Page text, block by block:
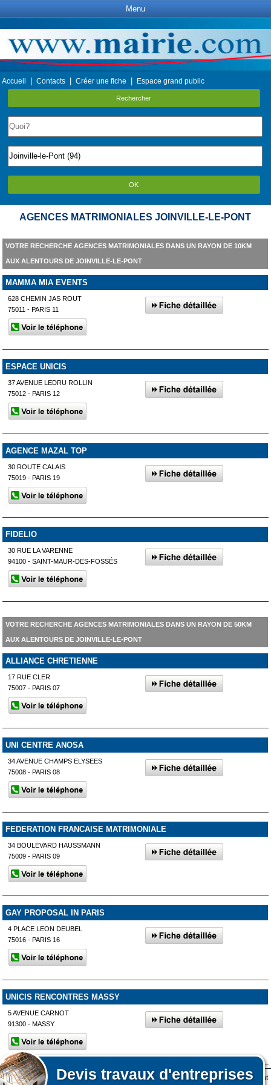
Menu
Accueil Contacts Créer une fiche Espace grand public
Rechercher
OK
AGENCES MATRIMONIALES JOINVILLE-LE-PONT
Devis travaux d'entreprises
VOTRE RECHERCHE AGENCES MATRIMONIALES DANS UN RAYON DE 10KM
AUX ALENTOURS DE JOINVILLE-LE-PONT
MAMMA MIA EVENTS
628 CHEMIN JAS ROUT
75011 - PARIS 11
ESPACE UNICIS
37 AVENUE LEDRU ROLLIN
75012 - PARIS 12
AGENCE MAZAL TOP
30 ROUTE CALAIS
75019 - PARIS 19
FIDELIO
30 RUE LA VARENNE
94100 - SAINT-MAUR-DES-FOSSÉS
VOTRE RECHERCHE AGENCES MATRIMONIALES DANS UN RAYON DE 50KM
AUX ALENTOURS DE JOINVILLE-LE-PONT
ALLIANCE CHRETIENNE
17 RUE CLER
75007 - PARIS 07
UNI CENTRE ANOSA
34 AVENUE CHAMPS ELYSEES
75008 - PARIS 08
FEDERATION FRANCAISE MATRIMONIALE
34 BOULEVARD HAUSSMANN
75009 - PARIS 09
GAY PROPOSAL IN PARIS
4 PLACE LEON DEUBEL
75016 - PARIS 16
UNICIS RENCONTRES MASSY
5 AVENUE CARNOT
91300 - MASSY
Lors de votre visite sur notre site des fichiers informatiques nommés cookies sont